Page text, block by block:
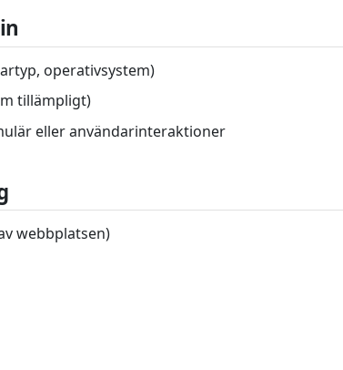
operativsystem)
tillämpligt)
eller användarinteraktioner
webbplatsen)